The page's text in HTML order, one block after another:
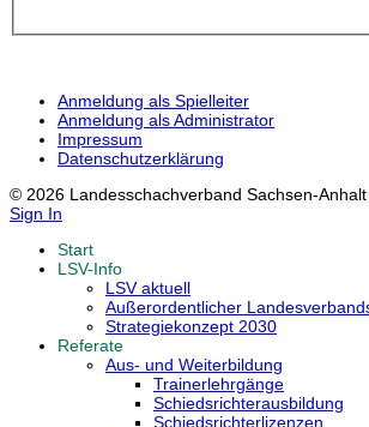
Anmeldung als Spielleiter
Anmeldung als Administrator
Impressum
Datenschutzerklärung
© 2026 Landesschachverband Sachsen-Anhalt
Sign In
Start
LSV-Info
LSV aktuell
Außerordentlicher
Strategiekonzept 2030
Referate
Aus- und Weiterbildung
Trainerlehrgänge
Schiedsrichterausbildung
Schiedsrichterlizenzen